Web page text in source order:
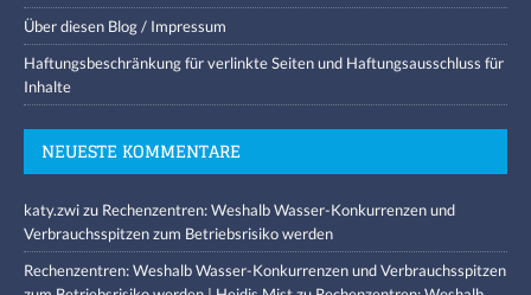
Über diesen Blog / Impressum
Haftungsbeschränkung für verlinkte Seiten und Haftungsausschluss für
Inhalte
NEUESTE KOMMENTARE
katy.zwizu Rechenzentren: Weshalb Wasser-Konkurrenzen und
Verbrauchsspitzen zum Betriebsrisiko werden
Rechenzentren: Weshalb Wasser-Konkurrenzen und Verbrauchsspitzen